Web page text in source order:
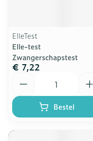
ElleTest
Elle-test
Zwangerschapstest
€ 7,22
Bestel